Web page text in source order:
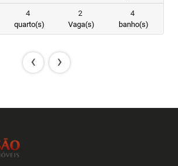
4
quarto(s)
2
Vaga(s)
4
banho(s)
‹ ›